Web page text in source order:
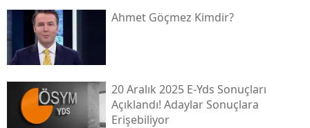
Ahmet Göçmez Kimdir?
20 Aralık 2025 E-Yds Sonuçları
Açıklandı! Adaylar Sonuçlara
Erişebiliyor